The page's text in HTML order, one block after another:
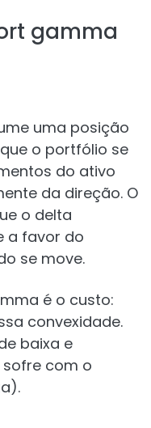
gamma
uma posição
o portfólio se
do ativo
da direção. O
o delta
a favor do
se move.
é o custo:
convexidade.
baixa e
com o